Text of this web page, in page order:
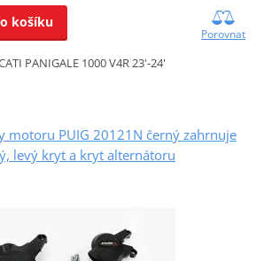
košíku
Porovnat
PANIGALE 1000 V4R 23'-24'
motoru PUIG 20121N černý zahrnuje
levý kryt a kryt alternátoru